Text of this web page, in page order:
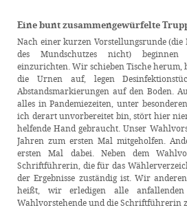
Eine bunt zusammengewürfelte
Nach einer kurzen Vorstellungsrunde (die
des Mundschutzes nicht)
einzurichten. Wir schieben Tische herum,
die Urnen auf, legen
Abstandsmarkierungen auf den Boden.
alles in Pandemiezeiten, unter
ich derart unvorbereitet bin, stört hier
helfende Hand gebraucht. Unser
Jahren zum ersten Mal mitgeholfen.
ersten Mal dabei. Neben dem
Schriftführerin, die für das
der Ergebnisse zuständig ist. Wir
heißt, wir erledigen alle
Wahlvorstehende und die Schriftführerin